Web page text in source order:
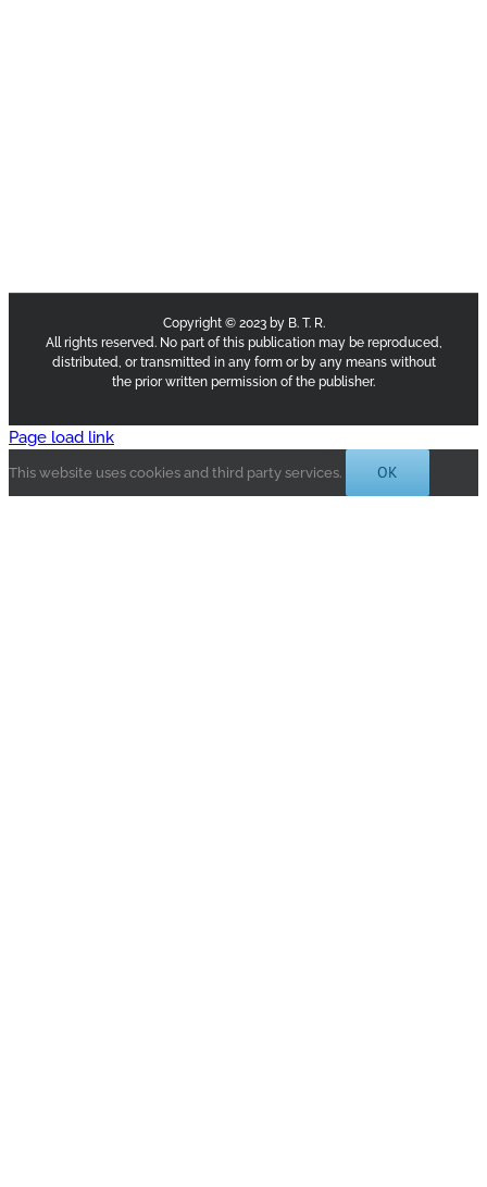
Copyright © 2023 by B. T. R.
All rights reserved. No part of this publication may be reproduced,
distributed, or transmitted in any form or by any means without
the prior written permission of the publisher.
Page load link
This website uses cookies and third party services. OK